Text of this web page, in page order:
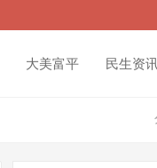
大美富平 民生资